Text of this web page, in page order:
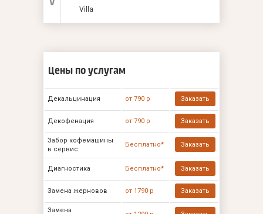
Villa
Цены по услугам
Декальцинация от 790 р Заказать
Декофенация от 790 р Заказать
Забор кофемашины
в сервис
Бесплатно* Заказать
Диагностика Бесплатно* Заказать
Замена жерновов от 1790 р Заказать
Замена